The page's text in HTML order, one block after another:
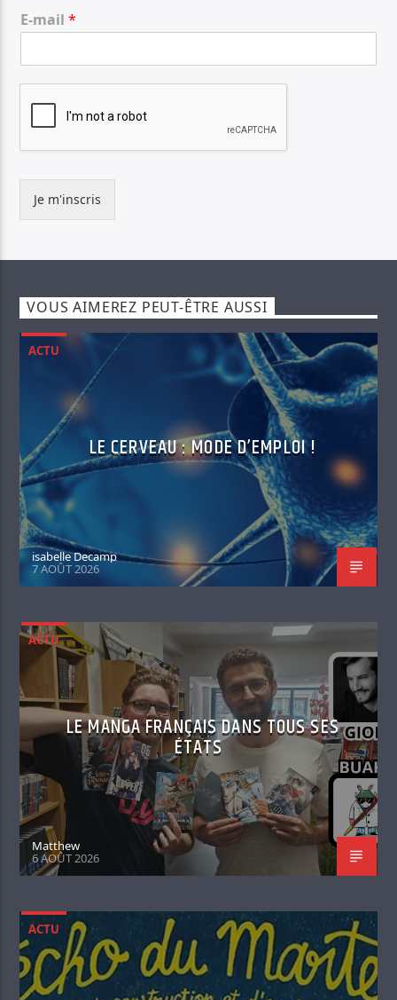
E-mail*
Je m'inscris
VOUS AIMEREZ PEUT-ÊTRE AUSSI
ACTU
LE CERVEAU : MODE D’EMPLOI !
isabelle Decamp
7 AOÛT 2026
ACTU
LE MANGA FRANÇAIS DANS TOUS SES
ÉTATS
Matthew
6 AOÛT 2026
ACTU